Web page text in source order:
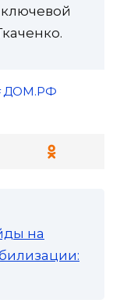
ДОМ.РФ
на